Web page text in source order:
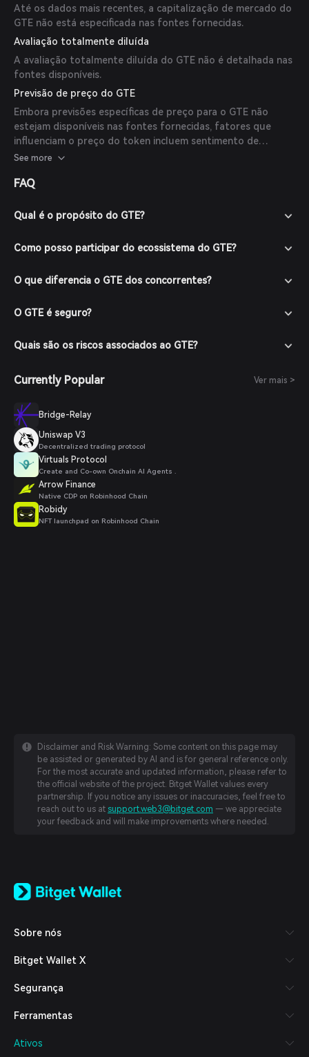
Até os dados mais recentes, a capitalização de mercado do
GTE não está especificada nas fontes fornecidas.
Avaliação totalmente diluída
A avaliação totalmente diluída do GTE não é detalhada nas
fontes disponíveis.
Previsão de preço do GTE
Embora previsões específicas de preço para o GTE não
estejam disponíveis nas fontes fornecidas, fatores que
influenciam o preço do token incluem sentimento de
mercado, taxas de adoção, desenvolvimentos tecnológicos
Investidores devem realizar pesquisas aprofundadas e
See more
FAQ
Qual é o propósito do GTE?
Como posso participar do ecossistema do GTE?
O que diferencia o GTE dos concorrentes?
O GTE é seguro?
Quais são os riscos associados ao GTE?
Currently Popular Ver mais >
Bridge-Relay
Uniswap V3
Decentralized trading protocol
Virtuals Protocol
Create and Co-own Onchain AI Agents .
Arrow Finance
Native CDP on Robinhood Chain
Robidy
NFT launchpad on Robinhood Chain
Disclaimer and Risk Warning: Some content on this page may
be assisted or generated by AI and is for general reference only.
For the most accurate and updated information, please refer to
the official website of the project. Bitget Wallet values every
partnership. If you notice any issues or inaccuracies, feel free to
reach out to us at support.web3@bitget.com — we appreciate
your feedback and will make improvements where needed.
日本語
Español (Latinoamérica)
Italiano
Deutsch
繁體中文
Bahasa Indonesia
Sobre nós
Bitget Wallet X
Segurança
Ferramentas
Ativos